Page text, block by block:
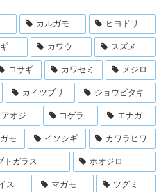
カルガモ ヒヨドリ
カワウ スズメ
コサギ カワセミ メジロ
カイツブリ ジョウビタキ
アオジ コゲラ エナガ
モ イソシギ カワラヒワ
トガラス ホオジロ
ス マガモ ツグミ